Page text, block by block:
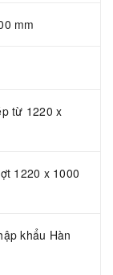
mm
từ 1220 x
1220 x 1000
khẩu Hàn